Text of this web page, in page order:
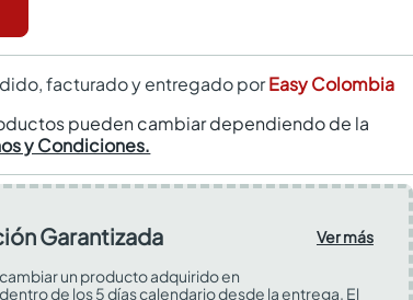
facturado y entregado porEasy Colombia
pueden cambiar dependiendo de la
y Condiciones.
Garantizada
Ver más
un producto adquirido en
dentro de los 5 días calendario desde la entrega. El